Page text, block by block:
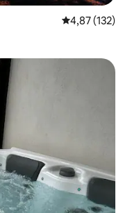
Évaluation
4,87 (132)